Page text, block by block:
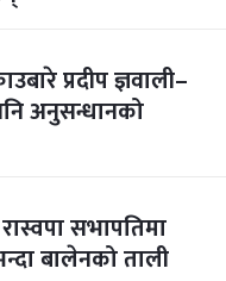
प्रदीप ज्ञवाली–
अनुसन्धानको
सभापतिमा
बालेनको ताली